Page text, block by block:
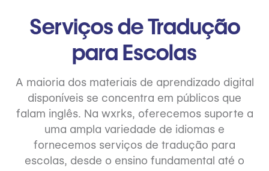
Serviços de Tradução
para Escolas
A maioria dos materiais de aprendizado digital
disponíveis se concentra em públicos que
falam inglês. Na wxrks, oferecemos suporte a
uma ampla variedade de idiomas e
fornecemos serviços de tradução para
escolas, desde o ensino fundamental até o